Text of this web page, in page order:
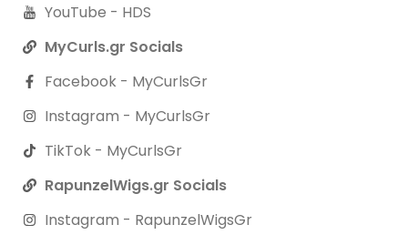
YouTube - HDS
MyCurls.gr Socials
Facebook - MyCurlsGr
Instagram - MyCurlsGr
TikTok - MyCurlsGr
RapunzelWigs.gr Socials
Instagram - RapunzelWigsGr